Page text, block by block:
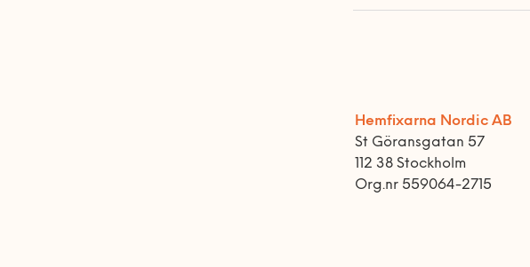
Hemfixarna Nordic AB
St Göransgatan 57
112 38 Stockholm
Org.nr 559064-2715